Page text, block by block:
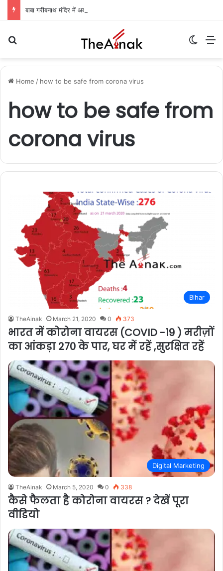
Home / how to be safe from corona virus
how to be safe from
corona virus
Bihar
TheAinak March 21, 2020 0 373
भारत में कोरोना वायरस (COVID -19 ) मरीज़ों
का आंकड़ा 270 के पार, घर में रहें ,सुरक्षित रहें
Digital Marketing
TheAinak March 5, 2020 0 338
कैसे फैलता है कोरोना वायरस ? देखें पूरा
वीडियो